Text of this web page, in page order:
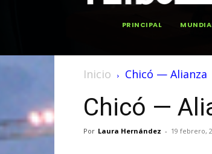
PRINCIPAL
Inicio Chicó — Alianza
Chicó —
Por Laura Hernández - 19 febrero,